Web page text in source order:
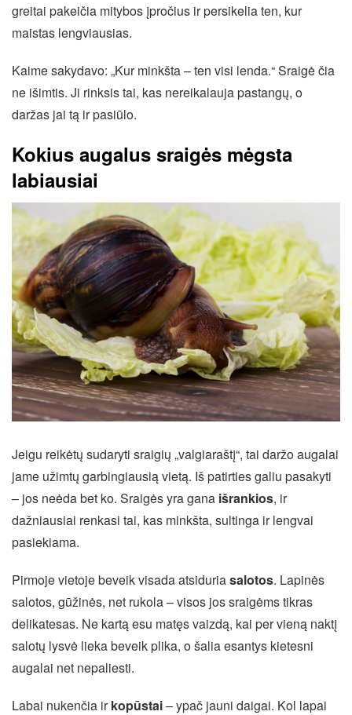
greitai pakeičia mitybos įpročius ir persikelia ten, kur
maistas lengviausias.
Kaime sakydavo: „Kur minkšta – ten visi lenda.“ Sraigė čia
ne išimtis. Ji rinksis tai, kas nereikalauja pastangų, o
daržas jai tą ir pasiūlo.
Kokius augalus sraigės mėgsta
labiausiai
Jeigu reikėtų sudaryti sraigių „valgiaraštį“, tai daržo augalai
jame užimtų garbingiausią vietą. Iš patirties galiu pasakyti
– jos neėda bet ko. Sraigės yra gana išrankios, ir
dažniausiai renkasi tai, kas minkšta, sultinga ir lengvai
pasiekiama.
Pirmoje vietoje beveik visada atsiduriasalotos. Lapinės
salotos, gūžinės, net rukola – visos jos sraigėms tikras
delikatesas. Ne kartą esu matęs vaizdą, kai per vieną naktį
salotų lysvė lieka beveik plika, o šalia esantys kietesni
augalai net nepaliesti.
Labai nukenčia irkopūstai– ypač jauni daigai. Kol lapai